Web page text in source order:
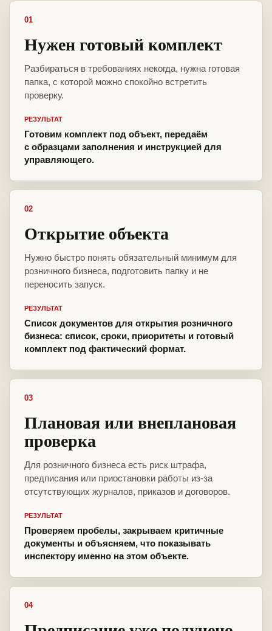
01
Нужен готовый комплект
Разбираться в требованиях некогда, нужна готовая
папка, с которой можно спокойно встретить
проверку.
РЕЗУЛЬТАТ
Готовим комплект под объект, передаём
с образцами заполнения и инструкцией для
управляющего.
02
Открытие объекта
Нужно быстро понять обязательный минимум для
розничного бизнеса, подготовить папку и не
переносить запуск.
РЕЗУЛЬТАТ
Список документов для открытия розничного
бизнеса: список, сроки, приоритеты и готовый
комплект под фактический формат.
03
Плановая или внеплановая
проверка
Для розничного бизнеса есть риск штрафа,
предписания или приостановки работы из-за
отсутствующих журналов, приказов и договоров.
РЕЗУЛЬТАТ
Проверяем пробелы, закрываем критичные
документы и объясняем, что показывать
инспектору именно на этом объекте.
04